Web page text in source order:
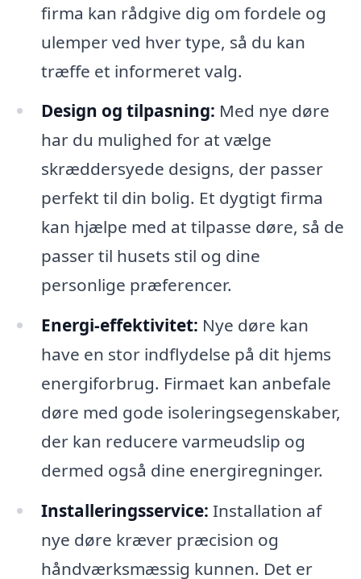
firma kan rådgive dig om fordele og
ulemper ved hver type, så du kan
træffe et informeret valg.
Design og tilpasning: Med nye døre
har du mulighed for at vælge
skræddersyede designs, der passer
perfekt til din bolig. Et dygtigt firma
kan hjælpe med at tilpasse døre, så de
passer til husets stil og dine
personlige præferencer.
Energi-effektivitet: Nye døre kan
have en stor indflydelse på dit hjems
energiforbrug. Firmaet kan anbefale
døre med gode isoleringsegenskaber,
der kan reducere varmeudslip og
dermed også dine energiregninger.
Installeringsservice: Installation af
nye døre kræver præcision og
håndværksmæssig kunnen. Det er